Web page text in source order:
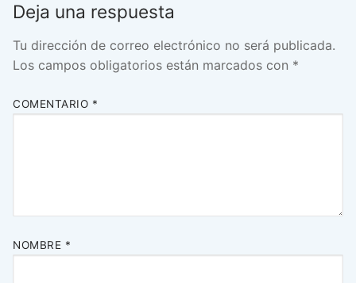
Deja una respuesta
Tu dirección de correo electrónico no será publicada.
Los campos obligatorios están marcados con *
COMENTARIO *
NOMBRE *